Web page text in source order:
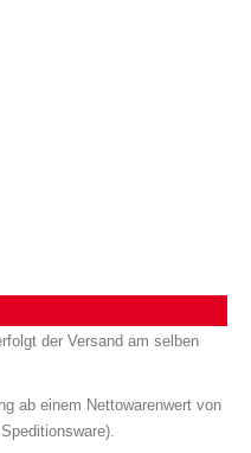
der Versand am selben
ab einem Nettowarenwert von